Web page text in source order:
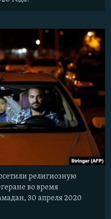
религиозную
во время
30 апреля 2020